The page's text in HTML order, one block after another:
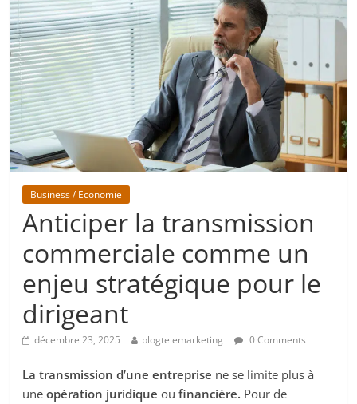
du commerce international
Business / Economie
Anticiper la transmission
commerciale comme un
enjeu stratégique pour le
dirigeant
décembre 23, 2025 blogtelemarketing 0 Comments
La transmission d’une entreprise ne se limite plus à
uneopération juridique oufinancière. Pour de